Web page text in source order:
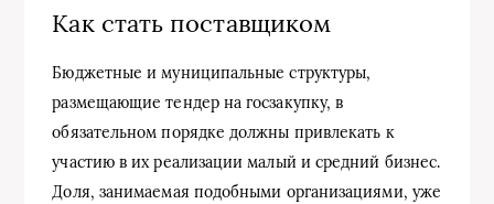
Как стать поставщиком
Бюджетные и муниципальные структуры,
размещающие тендер на госзакупку, в
обязательном порядке должны привлекать к
участию в их реализации малый и средний бизнес.
Доля, занимаемая подобными организациями, уже